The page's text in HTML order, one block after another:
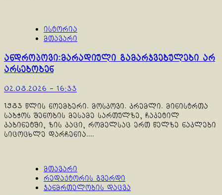
ისტორია
მთავარი
ანდროპოვი:მარადიული გამარჯვებულები არ
არსებობენ
02.08.2026 - 16:33
1983 წლის ნოემბერი. მოსკოვი. კრემლი. მინისტრთა
საბჭოს შენობის მესამე სართულზე, ჩაკეტილ
კაბინეტში, ზის კაცი, რომელსაც ერთ წელზე ნაკლები
სიცოცხლე დარჩენია....
მთავარი
რედაქტორის გვერდი
ჯანმრთელობის დაცვა